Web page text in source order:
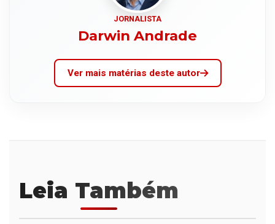
JORNALISTA
Darwin Andrade
Ver mais matérias deste autor
Leia Também